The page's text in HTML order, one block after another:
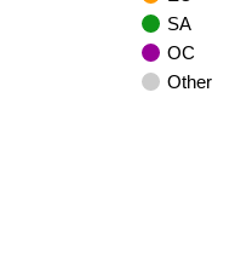
SA
OC
Other